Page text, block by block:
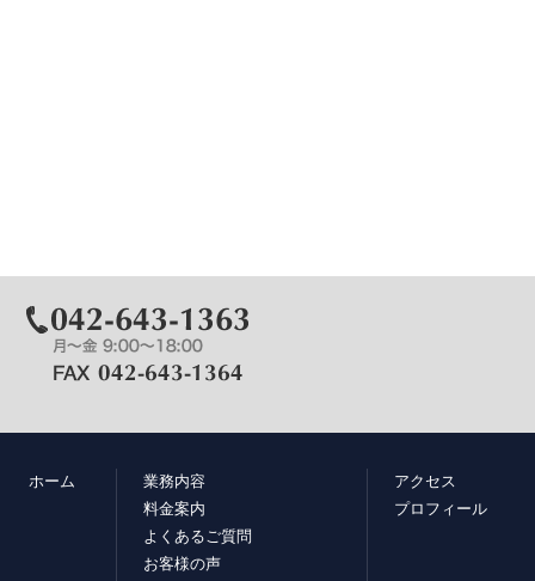
ホーム
業務内容
料金案内
よくあるご質問
お客様の声
アクセス
プロフィール